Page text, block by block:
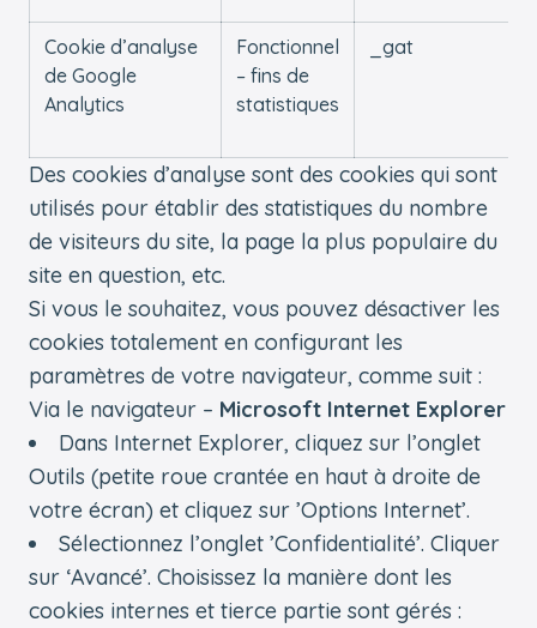
Cookie d’analyse
de Google
Analytics
Fonctionnel
– fins de
statistiques
_gat
Des cookies d’analyse sont des cookies qui sont
utilisés pour établir des statistiques du nombre
de visiteurs du site, la page la plus populaire du
site en question, etc.
Si vous le souhaitez, vous pouvez désactiver les
cookies totalement en configurant les
paramètres de votre navigateur, comme suit :
Via le navigateur – Microsoft Internet Explorer
Dans Internet Explorer, cliquez sur l’onglet
Outils (petite roue crantée en haut à droite de
votre écran) et cliquez sur ’Options Internet’.
Sélectionnez l’onglet ’Confidentialité’. Cliquer
sur ‘Avancé’. Choisissez la manière dont les
cookies internes et tierce partie sont gérés :